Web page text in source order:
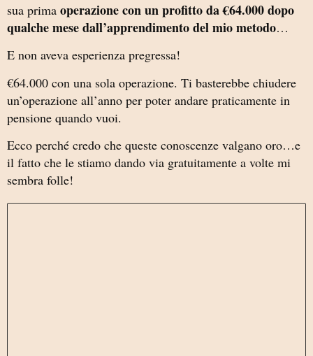
sua prima operazione con un profitto da €64.000 dopo
qualche mese dall’apprendimento del mio metodo…
E non aveva esperienza pregressa!
€64.000 con una sola operazione. Ti basterebbe chiudere
un’operazione all’anno per poter andare praticamente in
pensione quando vuoi.
Ecco perché credo che queste conoscenze valgano oro…e
il fatto che le stiamo dando via gratuitamente a volte mi
sembra folle!